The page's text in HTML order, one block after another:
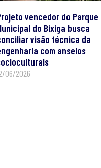
vencedor do Parque
do Bixiga busca
visão técnica da
com anseios
06/2026